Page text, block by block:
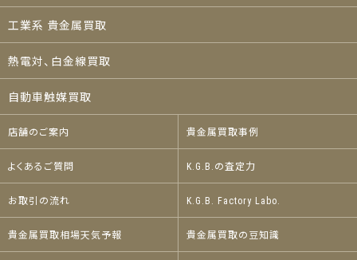
工業系 貴金属買取
熱電対、白金線買取
自動車触媒買取
店舗のご案内 貴金属買取事例
よくあるご質問 K.G.B.の査定力
お取引の流れ K.G.B. Factory Labo.
貴金属買取相場天気予報 貴金属買取の豆知識